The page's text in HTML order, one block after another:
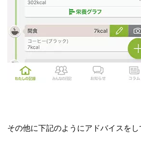
その他に下記のようにアドバイスをし